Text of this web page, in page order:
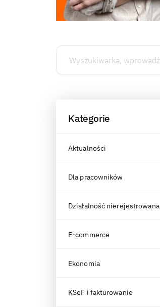
Kategorie
Aktualności
Dla pracowników
Działalność nierejestrowana
E-commerce
Ekonomia
KSeF i fakturowanie